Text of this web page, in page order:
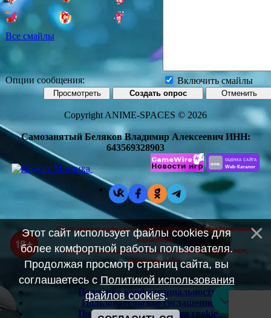
Все смайлы
Опции сообщения: Включить смайлы
Copyright ANIME-SPACES © 2026
Самозанятый Беляков Владимир Алексеевич ИНН:
643569328903
Сайт может содержать материалы порнографического
характера
а также сцены насилия. Просьба если вам нет 18 лет,
покинуть сайт.
Политика конфиденциальности
Пользовательское соглашение
Политика использования cookie
Этот сайт использует файлы cookies для
более комфортной работы пользователя.
Продолжая просмотр страниц сайта, вы
соглашаетесь с Политикой использования
файлов cookies.